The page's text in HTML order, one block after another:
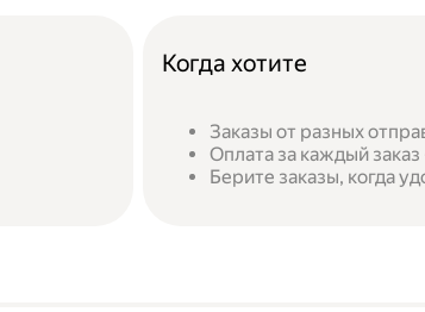
Когда хотите
Заказы от разных
Оплата за каждый
Берите заказы, когда